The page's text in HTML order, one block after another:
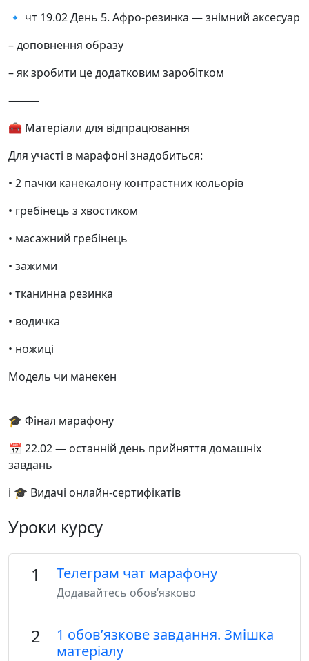
🔹 чт 19.02 День 5. Афро-резинка — знімний аксесуар
– доповнення образу
– як зробити це додатковим заробітком
⸻
🧰 Матеріали для відпрацювання
Для участі в марафоні знадобиться:
• 2 пачки канекалону контрастних кольорів
• гребінець з хвостиком
• масажний гребінець
• зажими
• тканинна резинка
• водичка
• ножиці
Модель чи манекен
🎓 Фінал марафону
📅 22.02 — останній день прийняття домашніх
завдань
і 🎓 Видачі онлайн-сертифікатів
Уроки курсу
1 Телеграм чат марафону
Додавайтесь обовʼязково
2
1 обовʼязкове завдання. Змішка
матеріалу